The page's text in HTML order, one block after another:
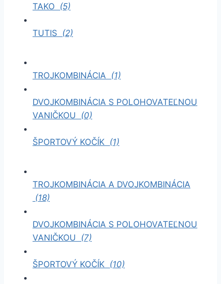
TAKO (5)
TUTIS (2)
TROJKOMBINÁCIA (1)
DVOJKOMBINÁCIA S POLOHOVATEĽNOU
VANIČKOU (0)
ŠPORTOVÝ KOČÍK (1)
TROJKOMBINÁCIA A DVOJKOMBINÁCIA
(18)
DVOJKOMBINÁCIA S POLOHOVATEĽNOU
VANIČKOU (7)
ŠPORTOVÝ KOČÍK (10)